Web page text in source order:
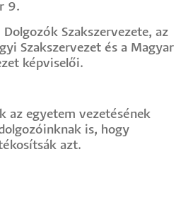
9.
Szakszervezete, az
Szakszervezet és a Magyar
képviselői.
az egyetem vezetésének
is, hogy
azt.